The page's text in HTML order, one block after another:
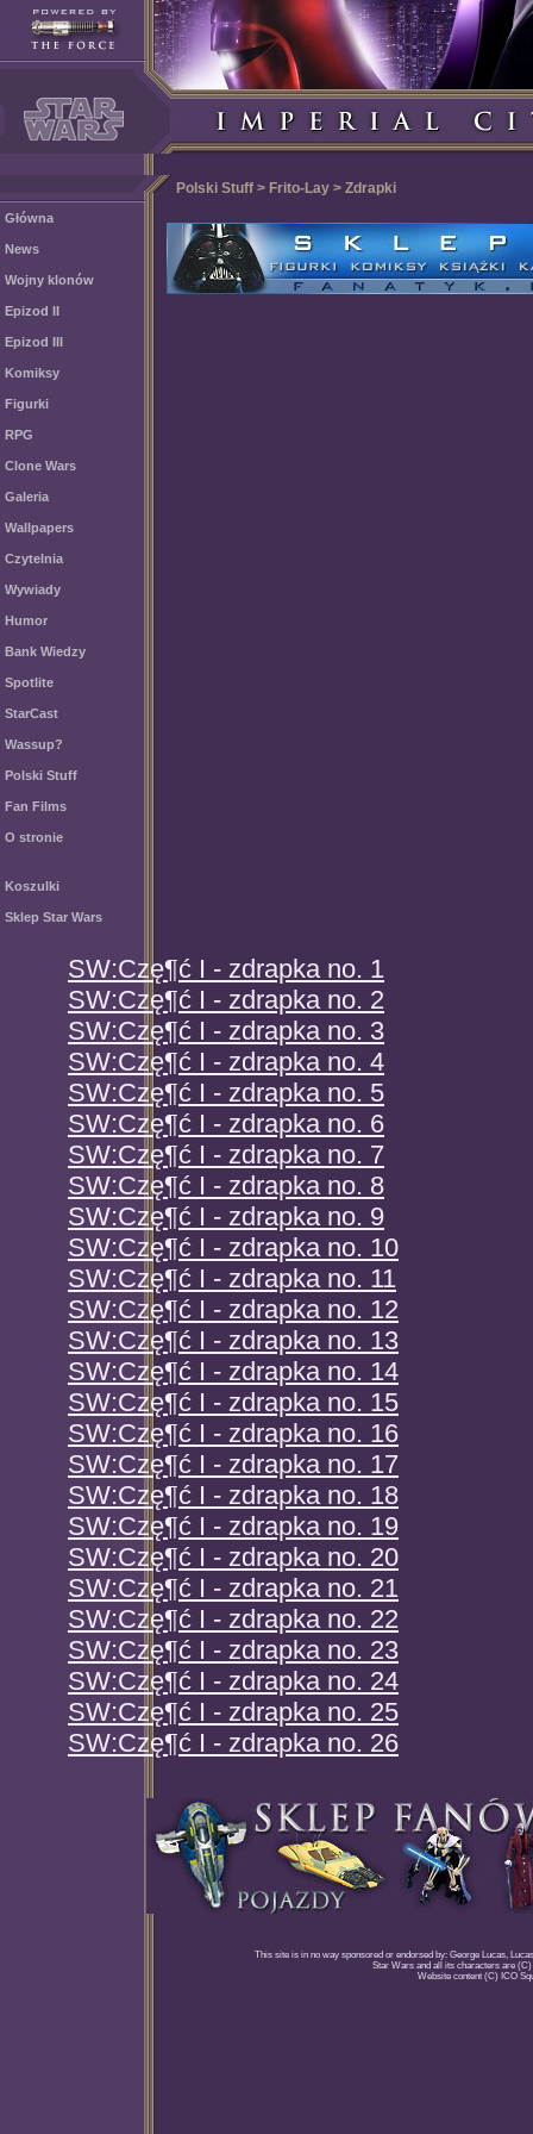
Polski Stuff > Frito-Lay > Zdrapki
Główna
News
Wojny klonów
Epizod II
Epizod III
Komiksy
Figurki
RPG
Clone Wars
Galeria
Wallpapers
Czytelnia
Wywiady
Humor
Bank Wiedzy
Spotlite
StarCast
Wassup?
Polski Stuff
Fan Films
O stronie
Koszulki
Sklep Star Wars
SW:Czę¶ć I - zdrapka no. 1
SW:Czę¶ć I - zdrapka no. 2
SW:Czę¶ć I - zdrapka no. 3
SW:Czę¶ć I - zdrapka no. 4
SW:Czę¶ć I - zdrapka no. 5
SW:Czę¶ć I - zdrapka no. 6
SW:Czę¶ć I - zdrapka no. 7
SW:Czę¶ć I - zdrapka no. 8
SW:Czę¶ć I - zdrapka no. 9
SW:Czę¶ć I - zdrapka no. 10
SW:Czę¶ć I - zdrapka no. 11
SW:Czę¶ć I - zdrapka no. 12
SW:Czę¶ć I - zdrapka no. 13
SW:Czę¶ć I - zdrapka no. 14
SW:Czę¶ć I - zdrapka no. 15
SW:Czę¶ć I - zdrapka no. 16
SW:Czę¶ć I - zdrapka no. 17
SW:Czę¶ć I - zdrapka no. 18
SW:Czę¶ć I - zdrapka no. 19
SW:Czę¶ć I - zdrapka no. 20
SW:Czę¶ć I - zdrapka no. 21
SW:Czę¶ć I - zdrapka no. 22
SW:Czę¶ć I - zdrapka no. 23
SW:Czę¶ć I - zdrapka no. 24
SW:Czę¶ć I - zdrapka no. 25
SW:Czę¶ć I - zdrapka no. 26
This site is in no way sponsored or endorsed by: George Lucas,
Star Wars and all its characters are
Website content (C) ICO